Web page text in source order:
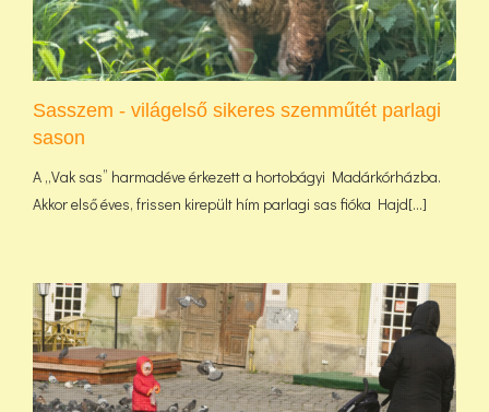
Sasszem - világelső sikeres szemműtét parlagi
sason
A „Vak sas” harmadéve érkezett a hortobágyi Madárkórházba.
Akkor első éves, frissen kirepült hím parlagi sas fióka Hajd[...]